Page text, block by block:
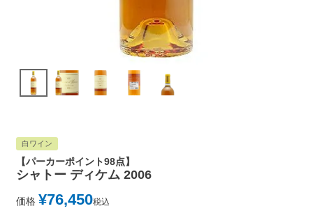
白ワイン
【パーカーポイント98点】
シャトー ディケム 2006
価格 ¥76,450税込